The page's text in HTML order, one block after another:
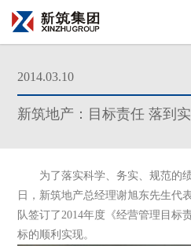
2014.03.10
新筑地产：目标责任 落到
为了落实科学、务实、规范的
日，新筑地产总经理谢旭东先生代
队签订了2014年度《经营管理目标
标的顺利实现。